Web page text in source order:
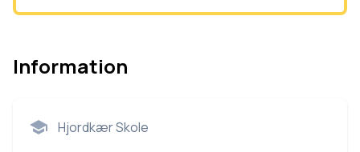
Information
Hjordkær Skole